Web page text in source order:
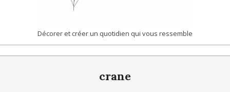
COCON
|
DÉCORATION
Décorer et créer un quotidien qui vous ressemble
crane